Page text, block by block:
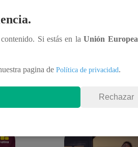
Si estás en laUnión Europea
pagina de Política de privacidad.
Rechazar